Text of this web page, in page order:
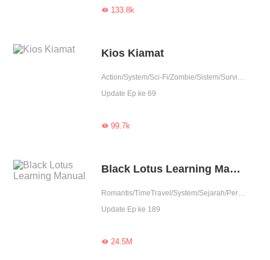
133.8k
Kios Kiamat
Action/System/Sci-Fi/Zombie/Sistem/Survival
Update Ep ke 69
99.7k
Black Lotus Learning Manual
Romantis/TimeTravel/System/Sejarah/Perubahan Hidup
Update Ep ke 189
24.5M